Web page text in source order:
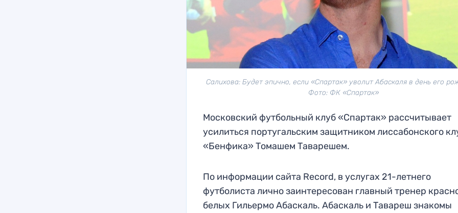
Салихова: Будет эпично, если «Спартак» уволит Абаскаля в день его
Фото: ФК «Спартак»
Московский футбольный клуб «Спартак» рассчитывает
усилиться португальским защитником лиссабонского
«Бенфика» Томашем Таварешем.
По информации сайта Record, в услугах 21-летнего
футболиста лично заинтересован главный тренер
белых Гильермо Абаскаль. Абаскаль и Тавареш знакомы